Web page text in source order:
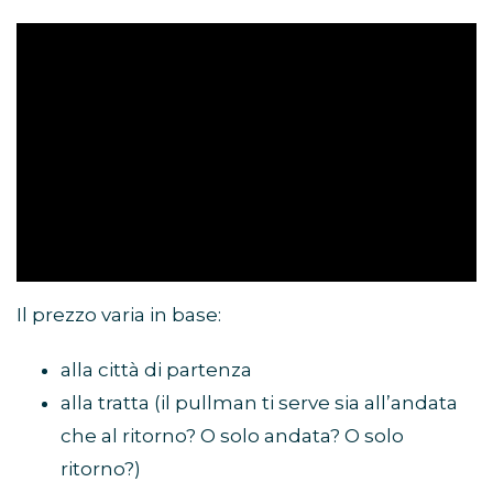
Il prezzo varia in base:
alla città di partenza
alla tratta (il pullman ti serve sia all’andata
che al ritorno? O solo andata? O solo
ritorno?)